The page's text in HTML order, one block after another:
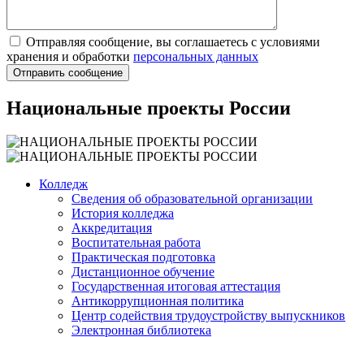
Отправляя сообщение, вы соглашаетесь с условиями
хранения и обработки персональных данных
Национальные проекты России
Колледж
Сведения об образовательной организации
История колледжа
Аккредитация
Воспитательная работа
Практическая подготовка
Дистанционное обучение
Государственная итоговая аттестация
Антикоррупционная политика
Центр содействия трудоустройству выпускников
Электронная библиотека